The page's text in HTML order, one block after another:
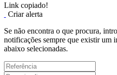
Link copiado!
Criar alerta
Se não encontra o que procura,
notificações sempre que existir um
abaixo selecionadas.